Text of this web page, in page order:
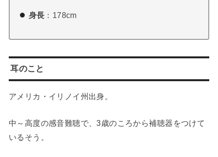
身長 ：178cm
耳のこと
アメリカ・イリノイ州出身。
中～高度の感音難聴で、3歳のころから補聴器をつけて
いるそう。